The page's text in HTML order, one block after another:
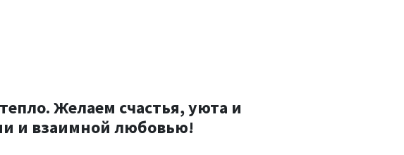
Желаем счастья, уюта и
и взаимной любовью!